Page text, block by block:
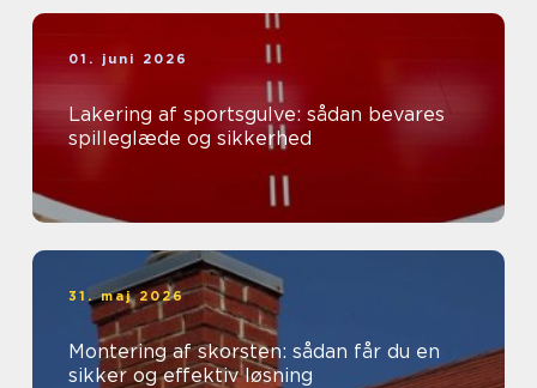
01. juni 2026
Lakering af sportsgulve: sådan bevares
spilleglæde og sikkerhed
31. maj 2026
Montering af skorsten: sådan får du en
sikker og effektiv løsning